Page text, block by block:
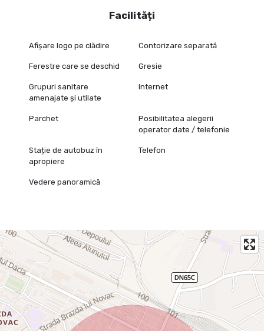
Facilități
Afișare logo pe clădire Contorizare separată
Ferestre care se deschid Gresie
Grupuri sanitare
amenajate și utilate
Internet
Parchet
Posibilitatea alegerii
operator date / telefonie
Stație de autobuz în
apropiere
Telefon
Vedere panoramică